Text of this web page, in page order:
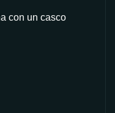
con un casco